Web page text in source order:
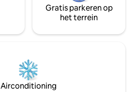
Gratis parkeren op
het terrein
Airconditioning